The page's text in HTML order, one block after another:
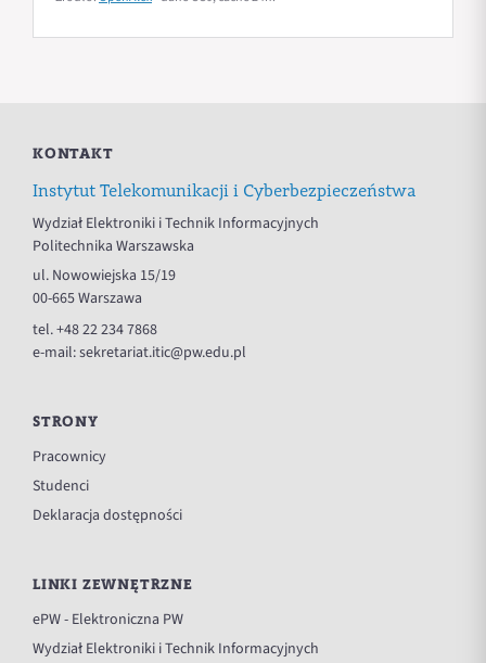
KONTAKT
Instytut Telekomunikacji i Cyberbezpieczeństwa
Wydział Elektroniki i Technik Informacyjnych
Politechnika Warszawska
ul. Nowowiejska 15/19
00-665 Warszawa
tel.+48 22 234 7868
e-mail:sekretariat.itic@pw.edu.pl
STRONY
Pracownicy
Studenci
Deklaracja dostępności
LINKI ZEWNĘTRZNE
ePW - Elektroniczna PW
Wydział Elektroniki i Technik Informacyjnych